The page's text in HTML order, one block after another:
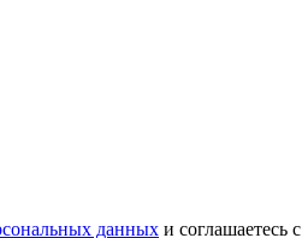
данных и соглашаетесь с